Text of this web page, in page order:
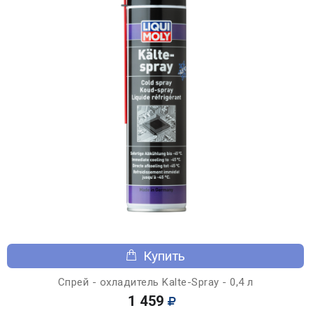
Купить
Спрей - охладитель Kalte-Spray - 0,4 л
1 459